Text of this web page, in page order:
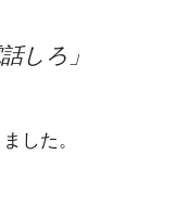
しろ」
した。